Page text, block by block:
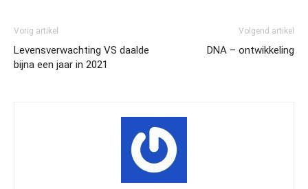
Vorig artikel
Levensverwachting VS daalde
bijna een jaar in 2021
Volgend artikel
DNA – ontwikkeling